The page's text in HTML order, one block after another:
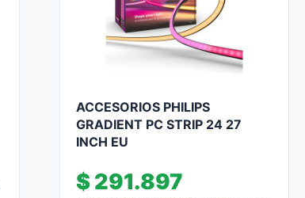
ACCESORIOS PHILIPS
GRADIENT PC STRIP 24 27
INCH EU
$291.897